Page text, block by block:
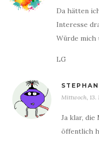
Da hätten
Interesse
Würde mich
LG
Mittwoch, 13.
Ja klar,
öffentlich